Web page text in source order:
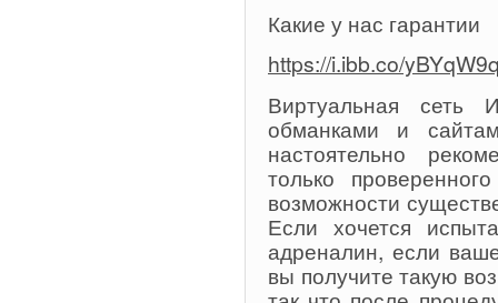
Какие у нас гарантии
https://i.ibb.co/
Виртуальная сеть
обманками и
настоятельно
только
возможности
Если хочется
адреналин, если
вы получите такую